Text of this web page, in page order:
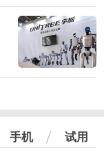
手机 试用